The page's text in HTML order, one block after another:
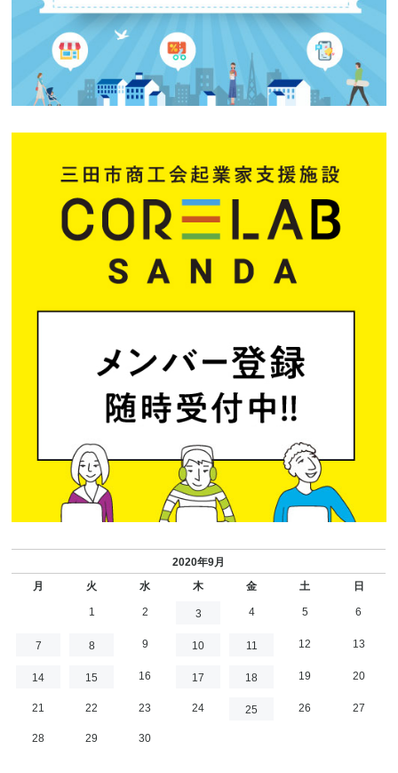
2020年9月
月
火 水 木 金 土 日
1 2 3 4 5 6
7 8 9 10 11 12 13
14 15 16 17 18 19 20
21 22 23 24 25 26 27
28 29 30